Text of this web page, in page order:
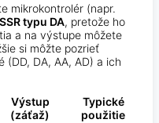
mikrokontrolér (napr.
SSR typu DA, pretože ho
a na výstupe môžete
si môžte pozrieť
DA, AA, AD) a ich
Výstup
(záťaž)
Typické
použitie